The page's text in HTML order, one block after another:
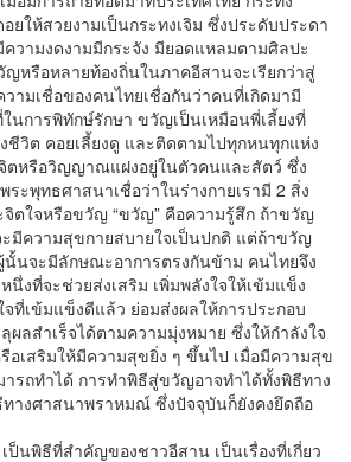
ยให้สวยงามเป็นกระทงเจิม ซึ่งประดับประดา
วามงดงามมีกระจัง มียอดแหลมตามศิลปะ
หรือหลายท้องถิ่นในภาคอีสานจะเรียกว่าสู่
มเชื่อของคนไทยเชื่อกันว่าคนที่เกิดมามี
นการพิทักษ์รักษา ขวัญเป็นเหมือนพี่เลี้ยงที่
ชีวิต คอยเลี้ยงดู และติดตามไปทุกหนทุกแห่ง
ตหรือวิญญาณแฝงอยู่ในตัวคนและสัตว์ ซึ่ง
ะพุทธศาสนาเชื่อว่าในร่างกายเรามี 2 สิ่ง
จิตใจหรือขวัญ “ขวัญ” คือความรู้สึก ถ้าขวัญ
มีความสุขกายสบายใจเป็นปกติ แต่ถ้าขวัญ
นจะมีลักษณะอาการตรงกันข้าม คนไทยจึง
งที่จะช่วยส่งเสริม เพิ่มพลังใจให้เข้มแข็ง
ที่เข้มแข็งดีแล้ว ย่อมส่งผลให้การประกอบ
ลสำเร็จได้ตามความมุ่งหมาย ซึ่งให้กำลังใจ
อเสริมให้มีความสุขยิ่ง ๆ ขึ้นไป เมื่อมีความสุข
รถทำได้ การทำพิธีสู่ขวัญอาจทำได้ทั้งพิธีทาง
างศาสนาพราหมณ์ ซึ่งปัจจุบันก็ยังคงยึดถือ
ธีที่สำคัญของชาวอีสาน เป็นเรื่องที่เกี่ยว